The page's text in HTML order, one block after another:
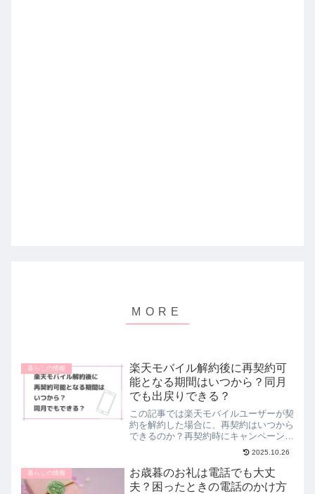
暮らしの情報
楽天モバイル解約後に再契約可
能となる期間はいつから？同月
でも出戻りできる？
この記事では楽天モバイルユーザーが契
約を解約した場合に、再契約はいつから
できるのか？再契約時にキャンペーンの
適用はあるのか？再契約時は電話番号が
変わるのか？などの疑問についてご紹介
しています。再契約の注意点や申込方法
もあわせてご紹介している...
2025.10.26
暮らしの情報
お歳暮のお礼は電話でも大丈
夫？困ったときの電話のかけ方